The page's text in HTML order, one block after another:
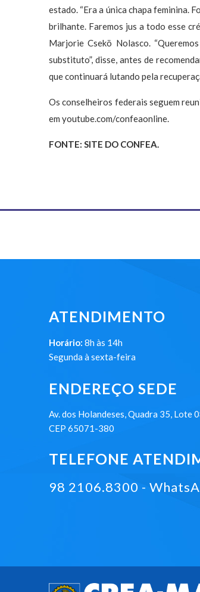
estado. “Era a única chapa feminina.
brilhante. Faremos jus a todo esse
Marjorie Csekö Nolasco.
substituto”, disse, antes de
que continuará lutando pela
Os conselheiros federais seguem
em youtube.com/confeaonline.
FONTE: SITE DO CONFEA.
ATENDIMENTO
Horário: 8h às 14h
Segunda à sexta-feira
ENDEREÇO SEDE
Av. dos Holandeses, Quadra 35, Lote
CEP 65071-380
TELEFONE
98 2106.8300 -